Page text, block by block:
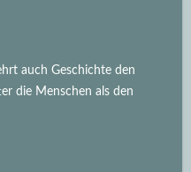
auch Geschichte den
die Menschen als den